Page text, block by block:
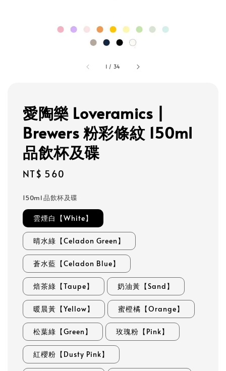
1 / 34
愛陶樂 Loveramics |
Brewers 粉彩條紋 150ml
品飲杯及碟
Regular
NT$ 560
150ml 品飲杯及碟
雲煙白【White】
晴水綠【Celadon Green】
蒼水藍【Celadon Blue】
焙茶綠【Taupe】 奶油黃【Sand】
暖晨黃【Yellow】 蜜橙橘【Orange】
松葉綠【Green】 玫瑰粉【Pink】
紅櫻粉【Dusty Pink】